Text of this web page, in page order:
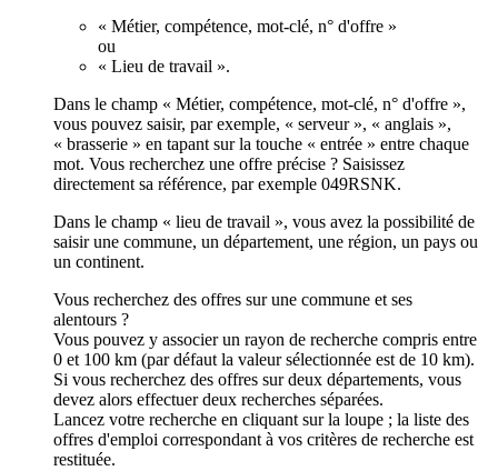
« Métier, compétence, mot-clé, n° d'offre »
ou
« Lieu de travail ».
Dans le champ « Métier, compétence, mot-clé, n° d'offre »,
vous pouvez saisir, par exemple, « serveur », « anglais »,
« brasserie » en tapant sur la touche « entrée » entre chaque
mot. Vous recherchez une offre précise ? Saisissez
directement sa référence, par exemple 049RSNK.
Dans le champ « lieu de travail », vous avez la possibilité de
saisir une commune, un département, une région, un pays ou
un continent.
Vous recherchez des offres sur une commune et ses
alentours ?
Vous pouvez y associer un rayon de recherche compris entre
0 et 100 km (par défaut la valeur sélectionnée est de 10 km).
Si vous recherchez des offres sur deux départements, vous
devez alors effectuer deux recherches séparées.
Lancez votre recherche en cliquant sur la loupe ; la liste des
offres d'emploi correspondant à vos critères de recherche est
restituée.